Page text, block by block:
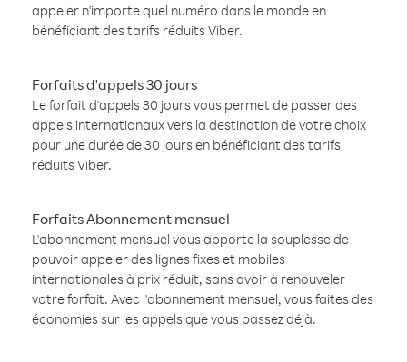
appeler n'importe quel numéro dans le monde en
bénéficiant des tarifs réduits Viber.
Forfaits d'appels 30 jours
Le forfait d'appels 30 jours vous permet de passer des
appels internationaux vers la destination de votre choix
pour une durée de 30 jours en bénéficiant des tarifs
réduits Viber.
Forfaits Abonnement mensuel
L'abonnement mensuel vous apporte la souplesse de
pouvoir appeler des lignes fixes et mobiles
internationales à prix réduit, sans avoir à renouveler
votre forfait. Avec l'abonnement mensuel, vous faites des
économies sur les appels que vous passez déjà.